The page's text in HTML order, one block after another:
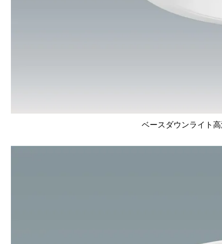
ベースダウンライト